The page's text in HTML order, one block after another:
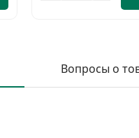
Вопросы о